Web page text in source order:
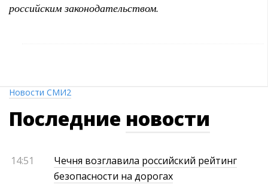
российским законодательством.
Новости СМИ2
Последние новости
14:51
Чечня возглавила российский рейтинг
безопасности на дорогах